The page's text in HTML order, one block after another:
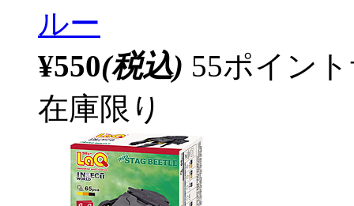
ルー
¥550(税込) 55ポイン
在庫限り